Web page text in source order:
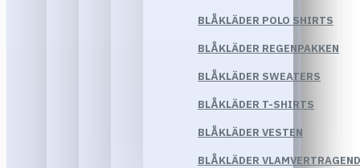
BLÅKLÄDER POLO SHIRTS
BLÅKLÄDER REGENPAKKEN
BLÅKLÄDER SWEATERS
BLÅKLÄDER T-SHIRTS
BLÅKLÄDER VESTEN
BLÅKLÄDER